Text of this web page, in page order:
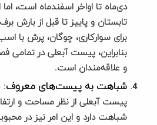
دی‌ماه تا اواخر اسفندماه است،
تابستان و پاییز تا قبل از بارش
برای سوارکاری، چوگان، پرش با
بنابراین، پیست آبعلی در تمامی
و علاقه‌مندان است.
شباهت به پیست‌های معروف:
پیست آبعلی از نظر مساحت و
شباهت دارد و این امر نیز در